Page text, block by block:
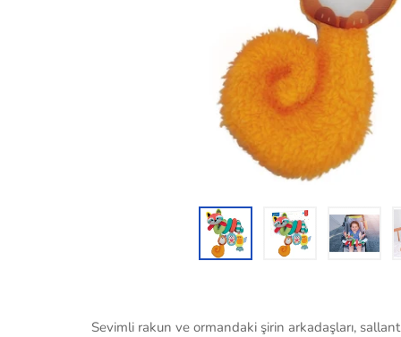
Sevimli rakun ve ormandaki şirin arkadaşları,